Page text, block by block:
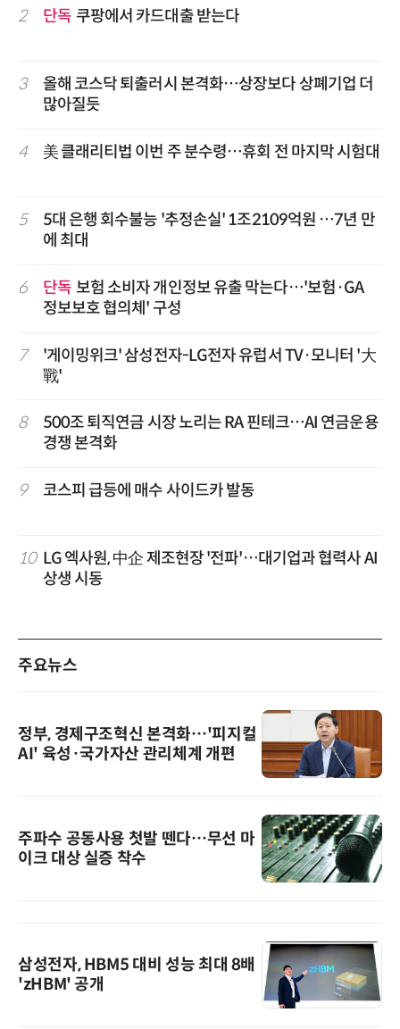
2 단독 쿠팡에서 카드대출 받는다
3
올해 코스닥 퇴출러시 본격화…상장보다 상폐기업 더
많아질듯
4 美 클래리티법 이번 주 분수령…휴회 전 마지막 시험대
5
5대 은행 회수불능 '추정손실' 1조2109억원 …7년 만
에 최대
6 단독 보험 소비자 개인정보 유출 막는다…'보험·GA
정보보호 협의체' 구성
7
'게이밍위크' 삼성전자-LG전자 유럽서 TV·모니터 '大
戰'
8
500조 퇴직연금 시장 노리는 RA 핀테크…AI 연금운용
경쟁 본격화
9 코스피 급등에 매수 사이드카 발동
10 LG 엑사원, 中企 제조현장 '전파'…대기업과 협력사 AI
상생 시동
주요뉴스
정부, 경제구조혁신 본격화…'피지컬
AI' 육성·국가자산 관리체계 개편
주파수 공동사용 첫발 뗀다…무선 마
이크 대상 실증 착수
삼성전자, HBM5 대비 성능 최대 8배
'zHBM' 공개